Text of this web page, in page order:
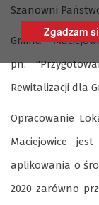
Zgadzam
Szanowni
Gmina
pn.
Rewitalizacji dla
Opracowanie
Maciejowice
aplikowania o
2020 zarówno